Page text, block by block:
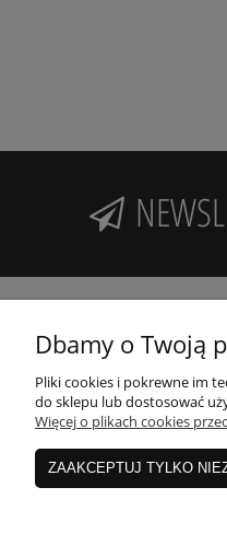
+48
Nasz sklep:
Pruszków, Nowa
Dbamy o Twoją
Pliki cookies i pokrewne im
do sklepu lub dostosować
Więcej o plikach cookies
ZAAKCEPTUJ TYLKO